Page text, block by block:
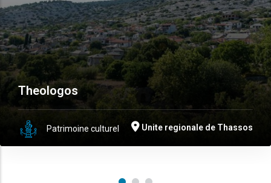
Theologos
Patrimoine culturel Unite regionale de Thassos